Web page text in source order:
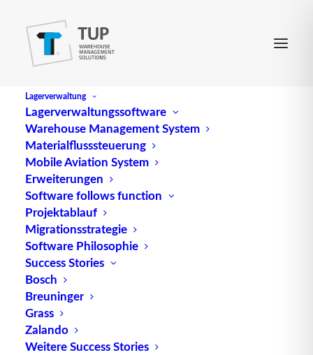
Lagerverwaltung
Lagerverwaltungssoftware
Warehouse Management System
Materialflusssteuerung
Mobile Aviation System
Erweiterungen
Software follows function
Projektablauf
Migrationsstrategie
Software Philosophie
Success Stories
Bosch
Breuninger
Grass
Zalando
Weitere Success Stories
Feasibility Study
engl. fürMachbarkeitsstudie
Quelle: logipedia / Fraunhofer IML
TUP GmbH & Co. KG